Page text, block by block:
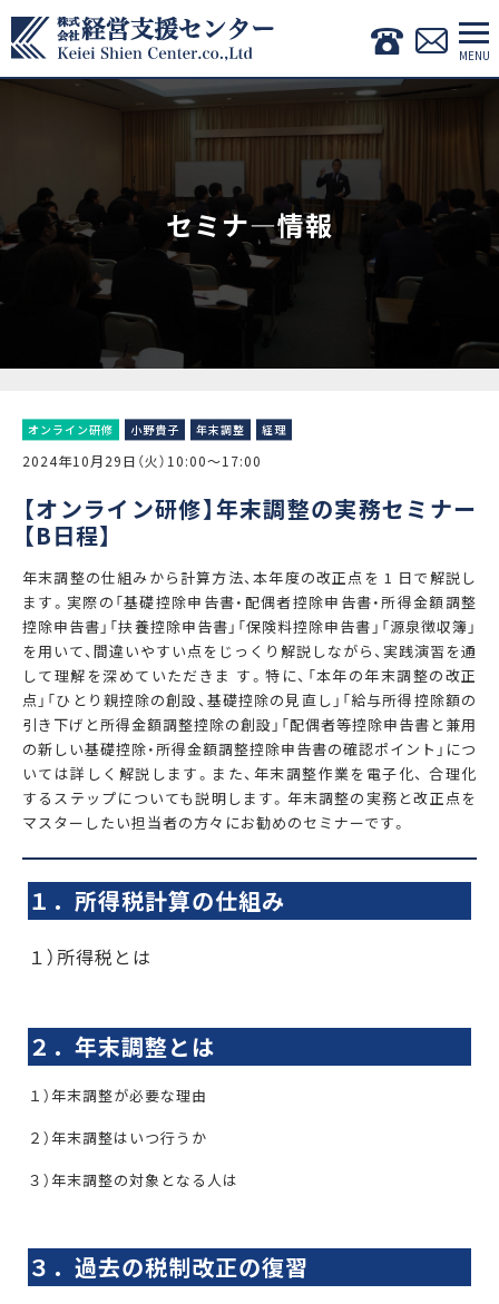
セミナ―情報
オンライン研修 小野貴子 年末調整 経理
2024年10月29日（火）10:00〜17:00
【オンライン研修】年末調整の実務セミナー
【B日程】
年末調整の仕組みから計算方法、本年度の改正点を 1 日で解説し
ます。実際の「基礎控除申告書・配偶者控除申告書・所得金額調整
控除申告書」「扶養控除申告書」「保険料控除申告書」「源泉徴収簿」
を用いて、間違いやすい点をじっくり解説しながら、実践演習を通
して理解を深めていただきま す。特に、「本年の年末調整の改正
点」「ひとり親控除の創設、基礎控除の見直し」「給与所得控除額の
引き下げと所得金額調整控除の創設」「配偶者等控除申告書と兼用
の新しい基礎控除・所得金額調整控除申告書の確認ポイント」につ
いては詳しく解説します。また、年末調整作業を電子化、 合理化
するステップについても説明します。年末調整の実務と改正点を
マスターしたい担当者の方々にお勧めのセミナーです。
１．所得税計算の仕組み
１）所得税とは
２．年末調整とは
１）年末調整が必要な理由
２）年末調整はいつ行うか
３）年末調整の対象となる人は
３．過去の税制改正の復習